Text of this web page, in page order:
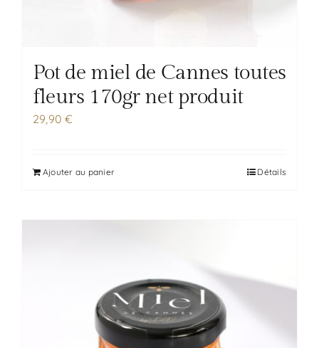
Pot de miel de Cannes toutes
fleurs 170gr net produit
29,90€
Ajouter au panier Détails